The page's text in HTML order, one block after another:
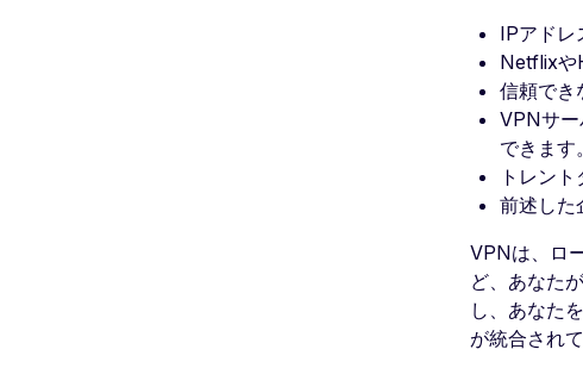
IPアドレ
Netflixや
信頼でき
VPNサー
できます。
トレン
前述した
VPNは、ロ
ど、あなた
し、あなた
が統合されて